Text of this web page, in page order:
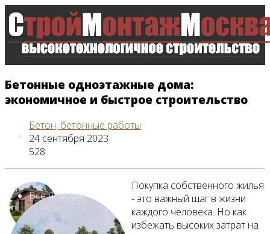
Главная
Все новости
Бетонные одноэтажные дома:
экономичное и быстрое строительство
Бетон, бетонные работы
24 сентября 2023
528
Покупка собственного жилья
- это важный шаг в жизни
каждого человека. Но как
избежать высоких затрат на